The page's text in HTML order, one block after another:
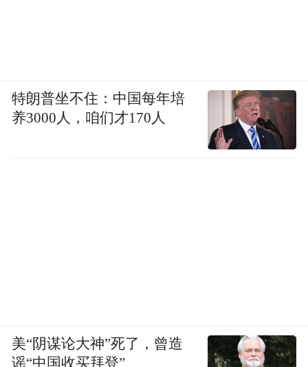
特朗普坐不住：中国每年培
养3000人，咱们才170人
美“阴谋论大神”死了，曾造
谣“中国收买拜登”